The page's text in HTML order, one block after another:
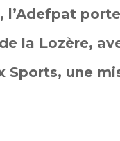
l’Adefpat
la Lozère,
Sports, une